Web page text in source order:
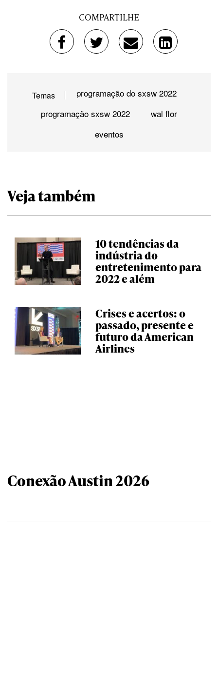
COMPARTILHE
Temas
programação do sxsw 2022
programação sxsw 2022
wal flor
eventos
Veja também
10 tendências da
indústria do
entretenimento para
2022 e além
Crises e acertos: o
passado, presente e
futuro da American
Airlines
Conexão Austin 2026